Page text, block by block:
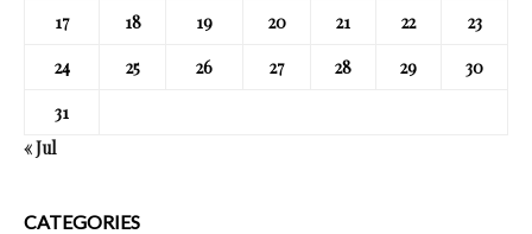
17
18 19 20 21 22
23
24
25 26 27 28 29
30
31
« Jul
CATEGORIES